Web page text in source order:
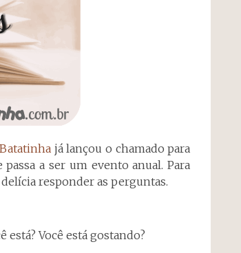
já lançou o chamado para
a ser um evento anual. Para
responder as perguntas.
está? Você está gostando?